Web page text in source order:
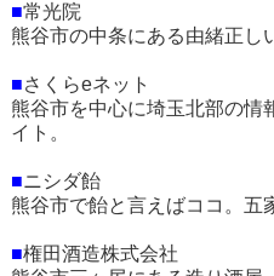
■常光院
熊谷市の中条にある由緒正し
■さくらeネット
熊谷市を中心に埼玉北部の情
イト。
■ニシダ飴
熊谷市で飴と言えばココ。五
■権田酒造株式会社